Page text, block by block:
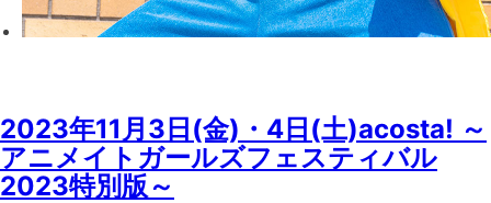
2023年11月3日(金)・4日(土)acosta! ～
アニメイトガールズフェスティバル
2023特別版～